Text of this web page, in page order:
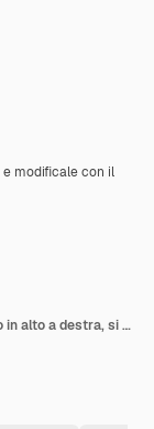
e modificale con il
L'uomo allegro e soddisfatto indica l'angolo in alto a destra, si trova mezzo girato, mostra un'ottima offerta di acquisto, posa in un buco strappato